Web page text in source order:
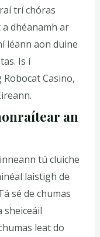
trí chóras
dhéanamh ar
léann aon duine
Is í
Casino,
an
tú cluiche
laistigh de
sé de chumas
sheiceáil
leat do